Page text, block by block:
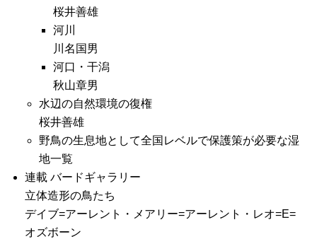
桜井善雄
河川
川名国男
河口・干潟
秋山章男
水辺の自然環境の復権
桜井善雄
野鳥の生息地として全国レベルで保護策が必要な湿
地一覧
連載 バードギャラリー
立体造形の鳥たち
デイブ=アーレント・メアリー=アーレント・レオ=E=
オズボーン